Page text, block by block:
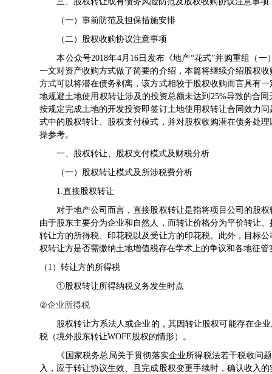
（一）事前防范及担保措施安排
（二）股权收购协议注意事项
本公众号2018年4月16日发布《地产“花式”并购重组（
一文对资产收购方式做了简要的介绍，本篇将继续介绍股权
方式可以将潜在债务剥离，该方式相较于股权收购而言具有
地规避土地使用权转让涉及的投资总额未达到25%导致的合
按规定完成土地的开发投资即签订土地使用权转让合同效力问
式中的股权转让、股权支付模式，并对股权收购潜在债务处
操参考。
一、股权转让、股权支付模式及财税分析
（一）股权转让模式及所涉税费分析
1.直接股权转让
对于地产公司而言，直接股权转让是指将项目公司的股权
由于股东主要分为企业和自然人，而转让价格分为平价转让
转让方的所得税、印花税以及受让方的印花税。此外，目标
权转让方是否需缴纳土地增值税存在学术上的争议和各地征
（1）转让方的所得税
①股权转让所得纳税义务发生时点
②企业所得税
股权转让方系法人或企业的，其因转让股权可能存在企业
税（境外股东转让WOFE股权的情形）。
《 国家税务总局关于贯彻落实企业所得税法若干税收问
入，应于转让协议生效、且完成股权变更手续时，确认收入